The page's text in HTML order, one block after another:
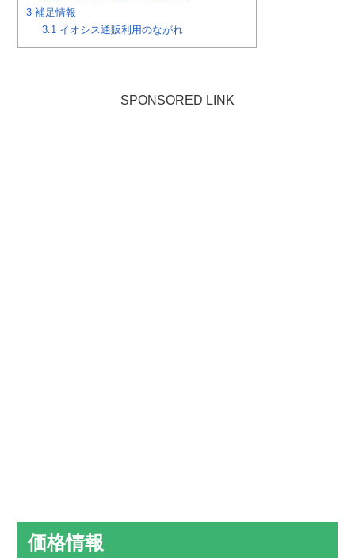
3 補足情報
3.1 イオシス通販利用のながれ
SPONSORED LINK
価格情報